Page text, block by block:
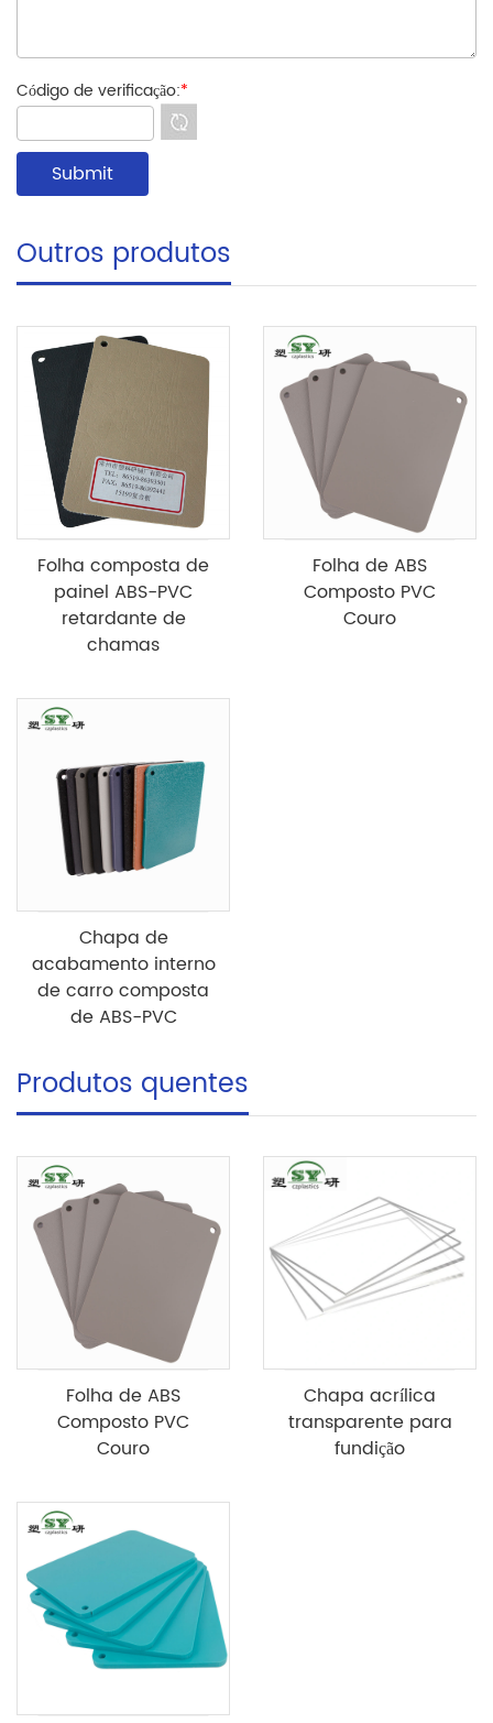
Código de verificação:*
Outros produtos
Folha composta de
painel ABS-PVC
retardante de
chamas
Folha de ABS
Composto PVC
Couro
Chapa de
acabamento interno
de carro composta
de ABS-PVC
Produtos quentes
Folha de ABS
Composto PVC
Couro
Chapa acrílica
transparente para
fundição